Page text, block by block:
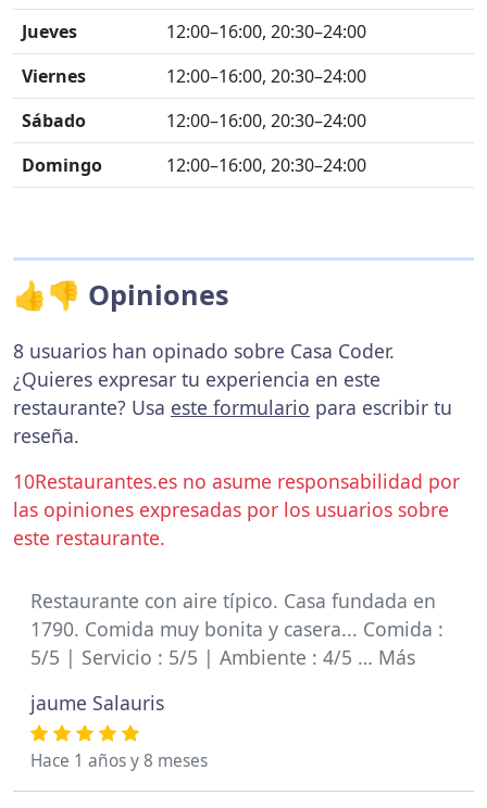
Jueves
12:00–16:00, 20:30–24:00
Viernes
12:00–16:00, 20:30–24:00
Sábado
12:00–16:00, 20:30–24:00
Domingo
12:00–16:00, 20:30–24:00
👍👎 Opiniones
8 usuarios han opinado sobre Casa Coder.
¿Quieres expresar tu experiencia en este
restaurante? Usa este formulario para escribir tu
reseña.
10Restaurantes.es no asume responsabilidad por
las opiniones expresadas por los usuarios sobre
este restaurante.
Restaurante con aire típico. Casa fundada en
1790. Comida muy bonita y casera... Comida :
5/5 | Servicio : 5/5 | Ambiente : 4/5 … Más
jaume Salauris
Hace 1 años y 8 meses